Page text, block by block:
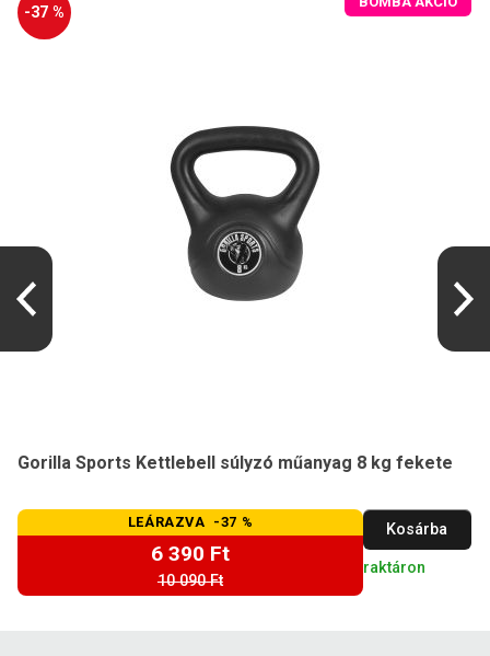
-37 %
Gorilla Sports Kettlebell súlyzó műanyag 8 kg fekete
LEÁRAZVA -37 %
6 390 Ft
10 090 Ft
Kosárba
raktáron